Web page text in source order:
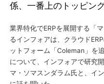
係、一番上のトッピン
業界特化でERPを展開する「
るインフォアは、クラウド
ットフォーム「Coleman」を
について、インフォアで研究
マ・ソマスンダラム氏と、イ